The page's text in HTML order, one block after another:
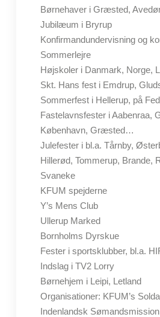
Børnehaver i Græsted,
Jubilæum i Bryrup
Konfirmandundervisning og
Sommerlejre
Højskoler i Danmark, Norge,
Skt. Hans fest i Emdrup,
Sommerfest i Hellerup, på
Fastelavnsfester i Aabenraa,
København, Græsted…
Julefester i bl.a. Tårnby,
Hillerød, Tommerup, Brande,
Svaneke
KFUM spejderne
Y’s Mens Club
Ullerup Marked
Bornholms Dyrskue
Fester i sportsklubber, bl.a.
Indslag i TV2 Lorry
Børnehjem i Leipi, Letland
Organisationer: KFUM’s
Indenlandsk